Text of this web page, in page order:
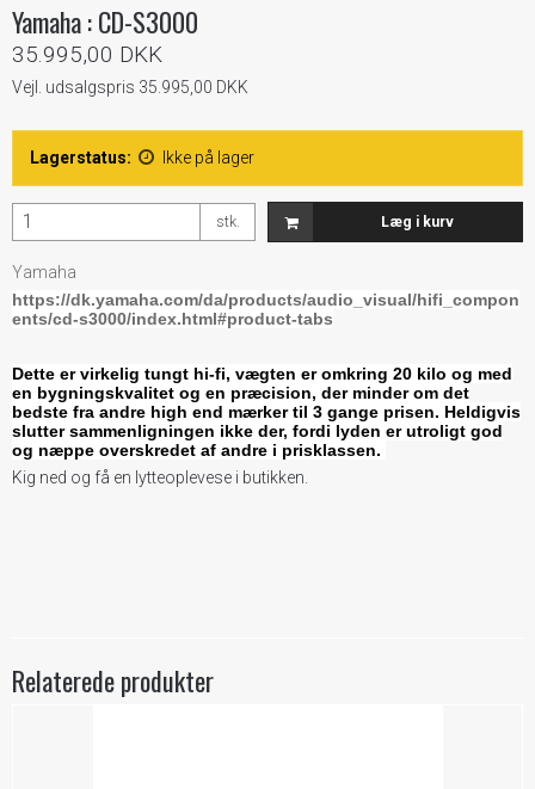
Yamaha : CD-S3000
35.995,00 DKK
Vejl. udsalgspris 35.995,00 DKK
Lagerstatus: Ikke på lager
stk. Læg i kurv
Yamaha
https://dk.yamaha.com/da/products/audio_visual/hifi_compon
ents/cd-s3000/index.html#product-tabs
Dette er virkelig tungt hi-fi, vægten er omkring 20 kilo og med
en bygningskvalitet og en præcision, der minder om det
bedste fra andre high end mærker til 3 gange prisen. Heldigvis
slutter sammenligningen ikke der, fordi lyden er utroligt god
og næppe overskredet af andre i prisklassen.
Kig ned og få en lytteoplevese i butikken.
Relaterede produkter